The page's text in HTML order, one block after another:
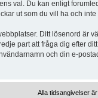
val. Du kan enligt
ut som du vill ha och inte
Ditt lösenord är
part att fråga dig efter
och din e-
Alla tidsangivelser